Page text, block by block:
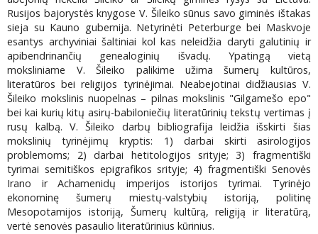
Rusijos bajorystės knygose V. Šileiko sūnus savo giminės ištakas
sieja su Kauno gubernija. Netyrinėti Peterburge bei Maskvoje
esantys archyviniai šaltiniai kol kas neleidžia daryti galutinių ir
apibendrinančių genealoginių išvadų. Ypatingą vietą
moksliniame V. Šileiko palikime užima šumerų kultūros,
literatūros bei religijos tyrinėjimai. Neabejotinai didžiausias V.
Šileiko mokslinis nuopelnas – pilnas mokslinis "Gilgamešo epo"
bei kai kurių kitų asirų-babiloniečių literatūrinių tekstų vertimas į
rusų kalbą. V. Šileiko darbų bibliografija leidžia išskirti šias
mokslinių tyrinėjimų kryptis: 1) darbai skirti asirologijos
problemoms; 2) darbai hetitologijos srityje; 3) fragmentiški
tyrimai semitiškos epigrafikos srityje; 4) fragmentiški Senovės
Irano ir Achamenidų imperijos istorijos tyrimai. Tyrinėjo
ekonominę šumerų miestų-valstybių istoriją, politinę
Mesopotamijos istoriją, Šumerų kultūrą, religiją ir literatūrą,
vertė senovės pasaulio literatūrinius kūrinius.